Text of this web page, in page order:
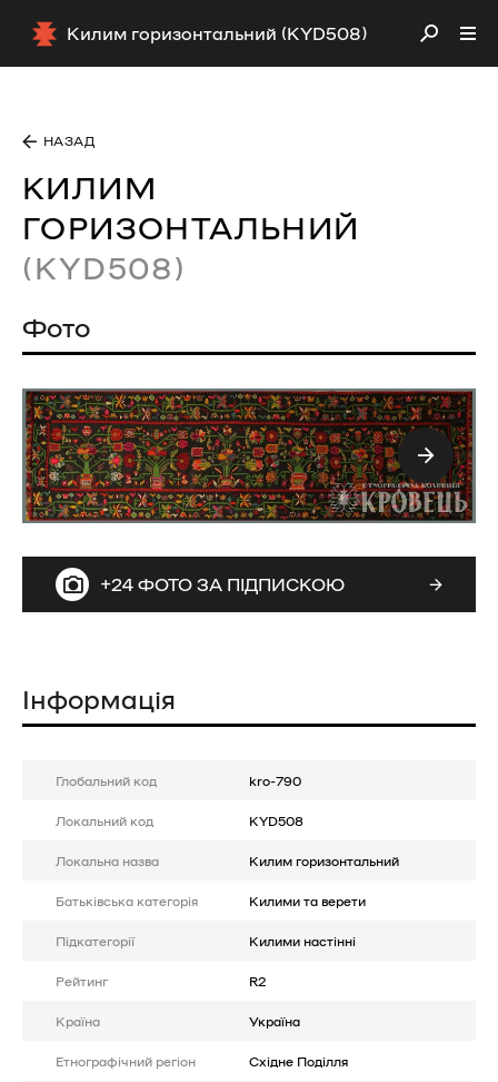
Килим горизонтальний (KYD508)
НАЗАД
КИЛИМ
ГОРИЗОНТАЛЬНИЙ
(KYD508)
Фото
+24 ФОТО ЗА ПІДПИСКОЮ
Інформація
Глобальний код kro-790
Локальний код KYD508
Локальна назва Килим горизонтальний
Батькiвська категорія Килими та верети
Підкатегорії Килими настінні
Рейтинг R2
Країна Україна
Етнографічний регіон Східне Поділля